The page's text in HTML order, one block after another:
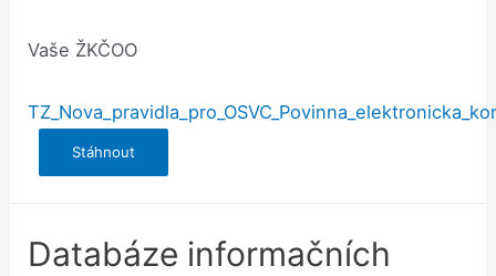
Vaše ŽKČOO
Stáhnout
Databáze informačních